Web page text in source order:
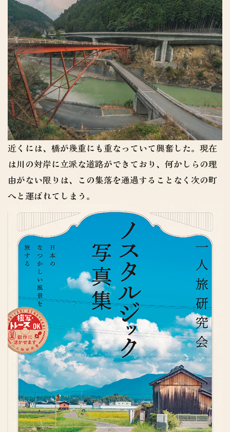
近くには、橋が幾重にも重なっていて興奮した。現在
は川の対岸に立派な道路ができており、何かしらの理
由がない限りは、この集落を通過することなく次の町
へと運ばれてしまう。